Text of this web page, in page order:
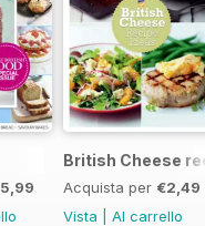
British Cheese
Acquista per €2,49
Vista
Al carrello